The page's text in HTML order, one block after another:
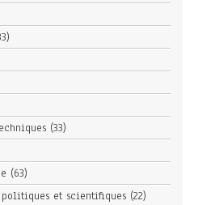
(33)
(63)
politiques et scientifiques (22)